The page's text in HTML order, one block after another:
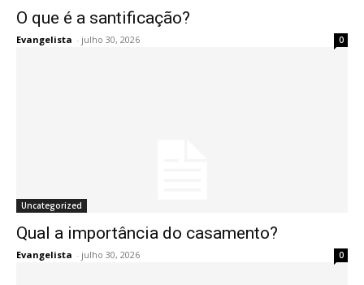
O que é a santificação?
Evangelista - julho 30, 2026 0
Uncategorized
Qual a importância do casamento?
Evangelista - julho 30, 2026 0